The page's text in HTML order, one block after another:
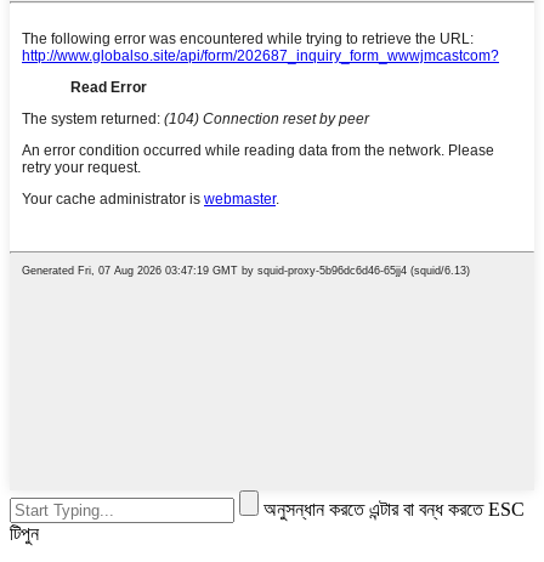
অনুসন্ধান করতে এন্টার বা বন্ধ করতে ESC
টিপুন